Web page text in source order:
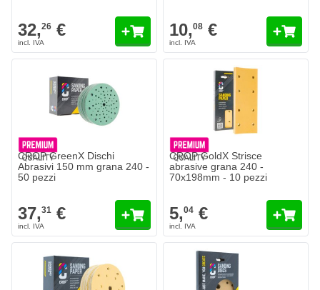
32,26 € 10,08 €
CROP GreenX Dischi
Abrasivi 150 mm grana 240 -
50 pezzi
37,31 €
CROP GoldX Strisce
abrasive grana 240 -
70x198mm - 10 pezzi
5,04 €